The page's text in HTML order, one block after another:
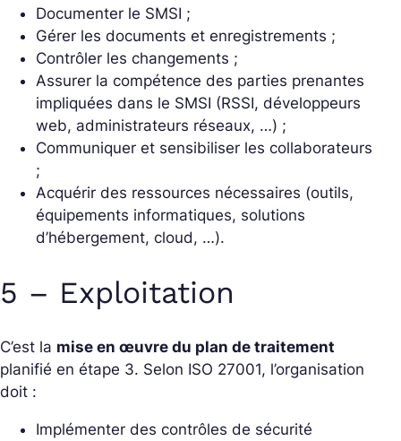
Documenter le SMSI ;
Gérer les documents et enregistrements ;
Contrôler les changements ;
Assurer la compétence des parties prenantes
impliquées dans le SMSI (RSSI, développeurs
web, administrateurs réseaux, …) ;
Communiquer et sensibiliser les collaborateurs
;
Acquérir des ressources nécessaires (outils,
équipements informatiques, solutions
d’hébergement, cloud, …).
5 – Exploitation
C’est la mise en œuvre du plan de traitement
planifié en étape 3. Selon ISO 27001, l’organisation
doit :
Implémenter des contrôles de sécurité